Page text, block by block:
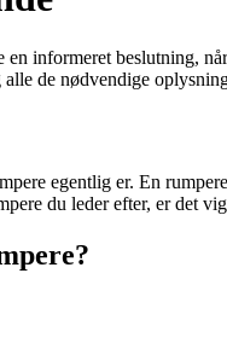
informeret beslutning,
de nødvendige
egentlig er. En
du leder efter, er det